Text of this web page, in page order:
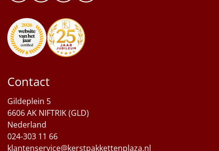
Contact
Gildeplein 5
6606 AK NIFTRIK (GLD)
Nederland
024-303 11 66
klantenservice@kerstpakkettenplaza.nl